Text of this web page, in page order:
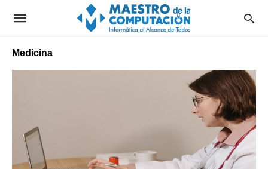
Medicina